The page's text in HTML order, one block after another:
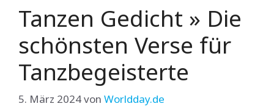
Tanzen Gedicht » Die
schönsten Verse für
Tanzbegeisterte
5. März 2024von Worldday.de